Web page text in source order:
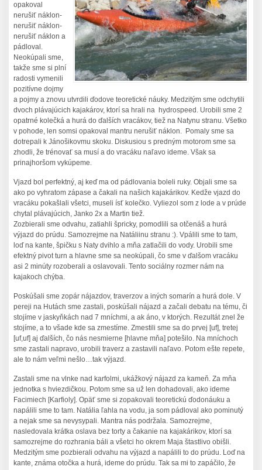
opakoval
nerušiť náklon-
nerušiť náklon-
nerušiť náklon a
pádloval.
Neokúpali sme,
takže sme si plní
radosti vymenili
pozitívne dojmy
a pojmy a znovu utvrdili ďodove teoretické náuky. Medzitým sme odchytili
dvoch plávajúcich kajakárov, ktorí sa hrali na hydrospeed. Urobili sme 2
opatrné kolečká a hurá do ďalších vracákov, tiež na Natynu stranu. Všetko
v pohode, len somsi opakoval mantru nerušiť náklon. Pomaly sme sa
dotrepali k Jánošikovmu skoku. Diskusiou s predným motorom sme sa
zhodli, že trénovať sa musí a do vracáku naľavo ideme. Však sa
prinajhoršom vykúpeme.
Vjazd bol perfektný, aj keď ma od pádlovania boleli ruky. Objali sme sa
ako po vyhratom zápase a čakali na našich kajakárikov. Kedže vjazd do
vracáku pokašlali všetci, museli ísť kolečko. Vyliezol som z lode a v prúde
chytal plávajúcich, Janko 2x a Martin tiež.
Zozbierali sme odvahu, zatiahli špricky, pomodlili sa otčenáš a hurá
výjazd do prúdu. Samozrejme na Natáliinu stranu :). Vpálili sme to tam,
loď na kante, špičku s Naty dvihlo a mňa zatlačili do vody. Urobili sme
efektný pivot turn a hlavne sme sa neokúpali, čo sme v ďalšom vracáku
asi 2 minúty rozoberali a oslavovali. Tento sociálny rozmer nám na
kajakoch chýba.
Poskúšali sme zopár nájazdov, traverzov a iných somarín a hurá dole. V
pereji na Hutách sme zastali, poskúšali nájazd a začali debatu na tému, či
stojíme v jaskyňkách nad 7 mníchmi, a ak áno, v ktorých. Rezultát znel že
stojíme, a to všade kde sa zmestíme. Zmestili sme sa do prvej [uf], tretej
[uf,uf] aj ďalších, čo nás nesmierne [hlavne mňa] potešilo. Na mníchoch
sme zastali napravo, urobili traverz a zastavili naľavo. Potom ešte repete,
ale to nám veľmi nešlo…tak výjazd.
Zastali sme na vlnke nad karfolmi, ukážkový nájazd za kameň. Za mňa
jednotka s hviezdičkou. Potom sme sa už len dohadovali, ako ideme
Facimiech [Karfioly]. Opäť sme si zopakovali teoretickú ďodonáuku a
napálili sme to tam. Natália ľahla na vodu, ja som pádloval ako pominutý
a nejak sme sa nevysypali. Mantra nás podržala. Samozrejme,
nasledovala krátka oslava bez torty a čakanie na kajakárikov, ktorí sa
samozrejme do rozhrania báli a všetci ho okrem Maja štastlivo obišli.
Medzitým sme pozbierali odvahu na výjazd a napálili to do prúdu. Loď na
kante, známa otočka a hurá, ideme do prúdu. Tak sa mi to zapáčilo, že